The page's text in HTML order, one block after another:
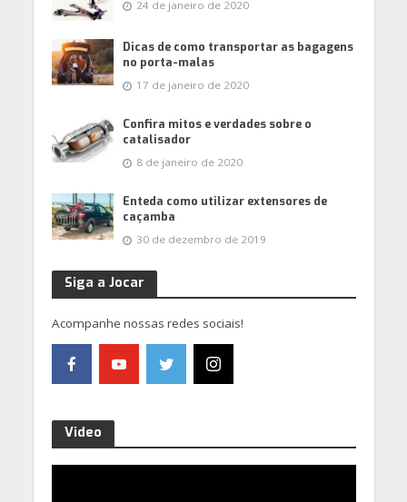
24 de janeiro de 2020
Dicas de como transportar as bagagens
no porta-malas
17 de janeiro de 2020
Confira mitos e verdades sobre o
catalisador
8 de janeiro de 2020
Enteda como utilizar extensores de
caçamba
30 de dezembro de 2019
Siga a Jocar
Acompanhe nossas redes sociais!
Video